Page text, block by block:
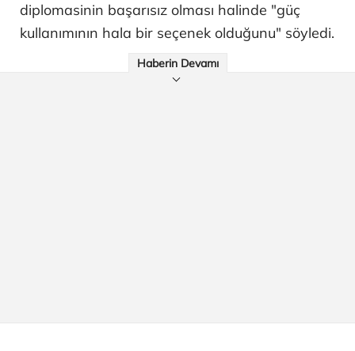
diplomasinin başarısız olması halinde "güç
kullanımının hala bir seçenek olduğunu" söyledi.
Haberin Devamı